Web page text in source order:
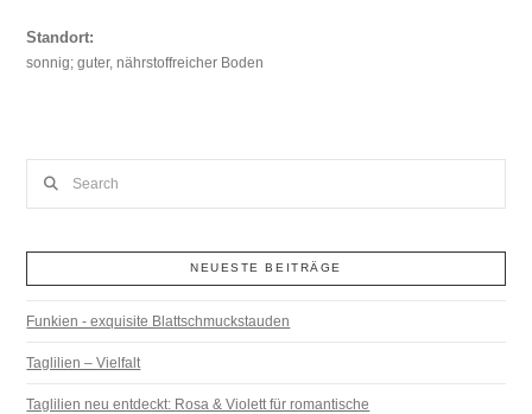
Standort:
sonnig; guter, nährstoffreicher Boden
NEUESTE BEITRÄGE
Funkien - exquisite Blattschmuckstauden
Taglilien – Vielfalt
Taglilien neu entdeckt: Rosa & Violett für romantische